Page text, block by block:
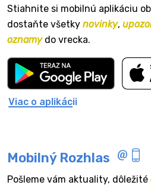
Stiahnite si mobilnú aplikáciu
dostaňte všetky novinky,
oznamydo vrecka.
Viac o aplikácii
Mobilný Rozhlas
Pošleme vám aktuality, dôležité